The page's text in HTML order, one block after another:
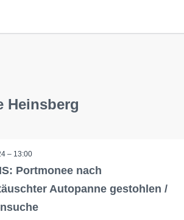
Heinsberg
– 13:00
Portmonee nach
Autopanne gestohlen /